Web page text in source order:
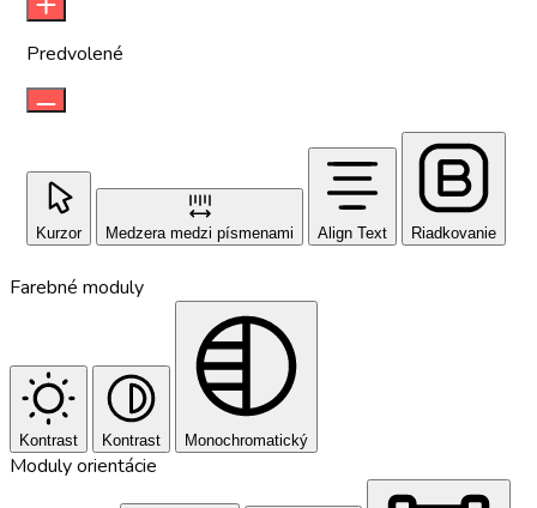
Predvolené
Kurzor Medzera medzi písmenami Align Text Riadkovanie
Farebné moduly
Kontrast Kontrast Monochromatický
Moduly orientácie